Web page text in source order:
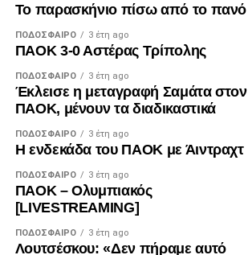
Το παρασκήνιο πίσω από το πανό
ΠΟΔΌΣΦΑΙΡΟ 3 έτη ago
ΠΑΟΚ 3-0 Αστέρας Τρίπολης
ΠΟΔΌΣΦΑΙΡΟ 3 έτη ago
Έκλεισε η μεταγραφή Σαμάτα στον
ΠΑΟΚ, μένουν τα διαδικαστικά
ΠΟΔΌΣΦΑΙΡΟ 3 έτη ago
Η ενδεκάδα του ΠΑΟΚ με Άιντραχτ
ΠΟΔΌΣΦΑΙΡΟ 3 έτη ago
ΠΑΟΚ – Ολυμπιακός
[LIVESTREAMING]
ΠΟΔΌΣΦΑΙΡΟ 3 έτη ago
Λουτσέσκου: «Δεν πήραμε αυτό